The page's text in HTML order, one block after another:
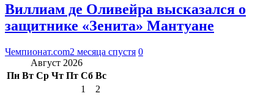
Виллиам де Оливейра высказался о
защитнике «Зенита» Мантуане
Чемпионат.com2 месяца спустя 0
Август 2026
Пн Вт Ср Чт Пт Сб Вс
1
2